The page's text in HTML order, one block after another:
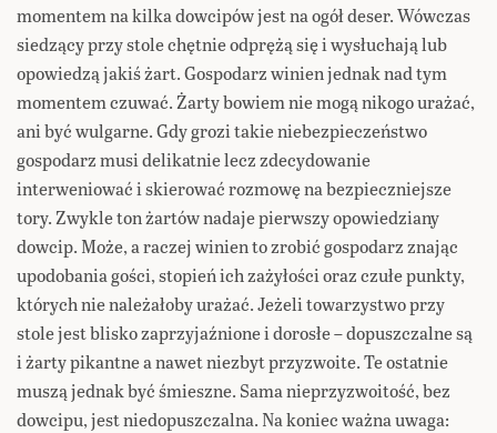
momentem na kilka dowcipów jest na ogół deser. Wówczas
siedzący przy stole chętnie odprężą się i wysłuchają lub
opowiedzą jakiś żart. Gospodarz winien jednak nad tym
momentem czuwać. Żarty bowiem nie mogą nikogo urażać,
ani być wulgarne. Gdy grozi takie niebezpieczeństwo
gospodarz musi delikatnie lecz zdecydowanie
interweniować i skierować rozmowę na bezpieczniejsze
tory. Zwykle ton żartów nadaje pierwszy opowiedziany
dowcip. Może, a raczej winien to zrobić gospodarz znając
upodobania gości, stopień ich zażyłości oraz czułe punkty,
których nie należałoby urażać. Jeżeli towarzystwo przy
stole jest blisko zaprzyjaźnione i dorosłe – dopuszczalne są
i żarty pikantne a nawet niezbyt przyzwoite. Te ostatnie
muszą jednak być śmieszne. Sama nieprzyzwoitość, bez
dowcipu, jest niedopuszczalna. Na koniec ważna uwaga: